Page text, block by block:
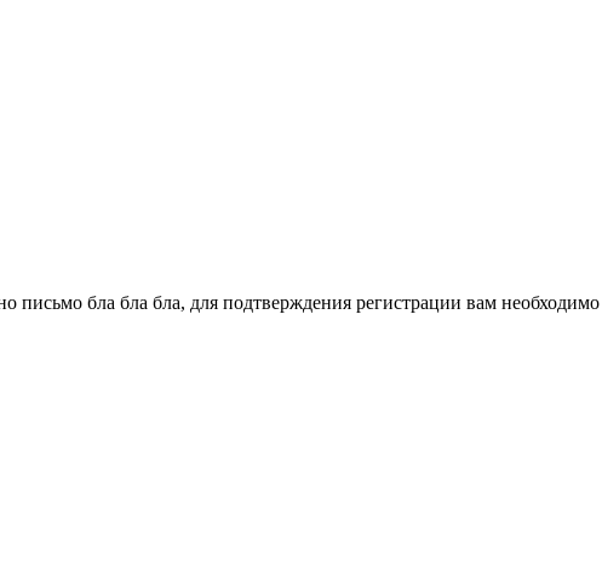
письмо бла бла бла, для подтверждения регистрации вам